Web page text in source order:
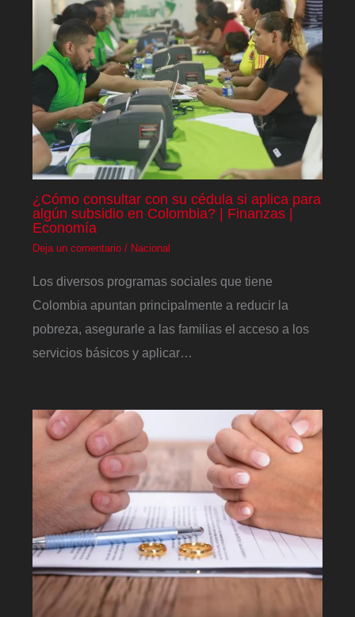
¿Cómo consultar con su cédula si aplica para
algún subsidio en Colombia? | Finanzas |
Economía
Deja un comentario / Nacional
Los diversos programas sociales que tiene
Colombia apuntan principalmente a reducir la
pobreza, asegurarle a las familias el acceso a los
servicios básicos y aplicar…